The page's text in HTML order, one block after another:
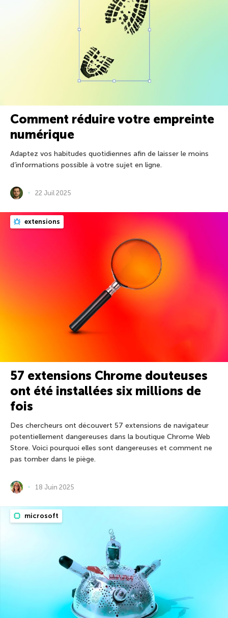
Comment réduire votre empreinte
numérique
Adaptez vos habitudes quotidiennes afin de laisser le moins
d’informations possible à votre sujet en ligne.
22 Juil 2025
extensions
57 extensions Chrome douteuses
ont été installées six millions de
fois
Des chercheurs ont découvert 57 extensions de navigateur
potentiellement dangereuses dans la boutique Chrome Web
Store. Voici pourquoi elles sont dangereuses et comment ne
pas tomber dans le piège.
18 Juin 2025
microsoft